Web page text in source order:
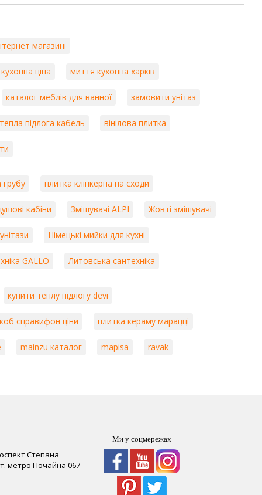
умов та довговічністю, що робить її ідеальним вибором
дозволяють створювати сучасні та стильні інтер'єри. Плитка з
асортимент продукції від Colorker. Декоративна плитка у
асортименту та високій якості, Colorker є відмінним вибором
для свого інтер'єру. Незалежно від того, чи плануєте ви ремонт у
Завдяки використанню іспанських традицій та інноваційних
магазині
ціна миття кухонна харків
каталог меблів для ванної замовити унітаз
тепла підлога кабель вінілова плитка
грубу плитка клінкерна на сходи
кабіни Змішувачі ALPI Жовті змішувачі
Німецькі мийки для кухні
GALLO Литовська сантехніка
купити теплу підлогу devi
справифон ціни плитка кераму марацці
mainzu каталог mapisa ravak
Степана
метро Почайна 067
Ми у соцмережах